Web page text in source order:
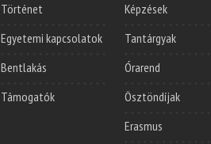
Történet
Egyetemi kapcsolatok
Bentlakás
Támogatók
Képzések
Tantárgyak
Órarend
Ösztöndíjak
Erasmus